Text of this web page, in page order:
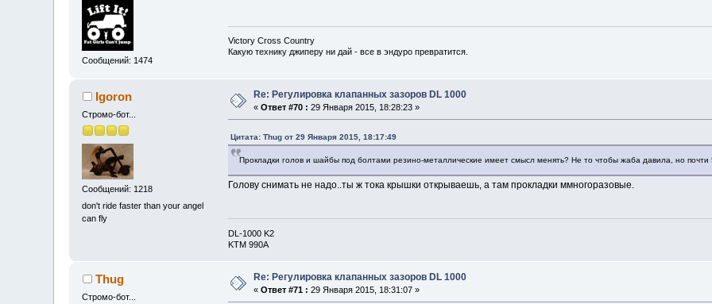
Сообщений: 1474
Victory Cross Country
Какую технику джиперу ни дай - все в эндуро превратится.
Igoron
Стромо-бот...
Сообщений: 1218
don't ride faster than your angel
can fly
Re: Регулировка клапанных зазоров DL 1000
«Ответ #70 : 29 Января 2015, 18:28:23 »
Цитата: Thug от 29 Января 2015, 18:17:49
Прокладки голов и шайбы под болтами резино-металлические имеет смысл менять? Не то чтобы жаба давила, но почти
Голову снимать не надо..ты ж тока крышки открываешь, а там прокладки ммногоразовые.
DL-1000 K2
KTM 990A
Thug
Стромо-бот...
Re: Регулировка клапанных зазоров DL 1000
«Ответ #71 : 29 Января 2015, 18:31:07 »